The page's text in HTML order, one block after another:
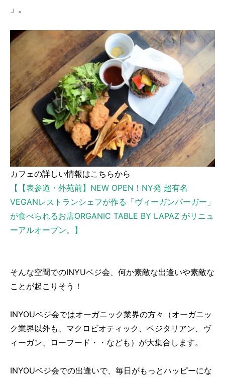
」。
カフェの詳しい情報はこちらから
【【表参道・外苑前】NEW OPEN！NY発 超有名
VEGANレストランシェフが作る「ヴィーガンバーガー」
が食べられるお店ORGANIC TABLE BY LAPAZ がリニュ
ーアルオープン。】
そんな空間でのINYUベジ会、何か素敵な出逢いや素敵な
ことが起こりそう！
INYOUベジ会ではオーガニック業界の方々（オーガニッ
ク業界以外も、マクロビオティック、ベジタリアン、ヴ
ィーガン、ローフード・・なども）が大集合します。
INYOUベジ会での出逢いで、毎日がもっとハッピーにな